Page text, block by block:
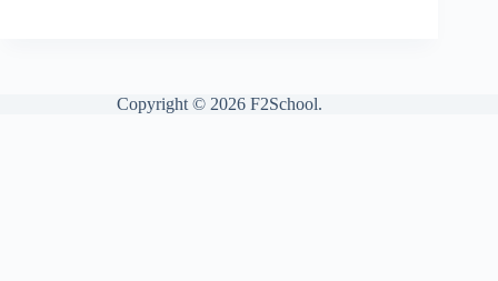
Copyright © 2026 F2School.